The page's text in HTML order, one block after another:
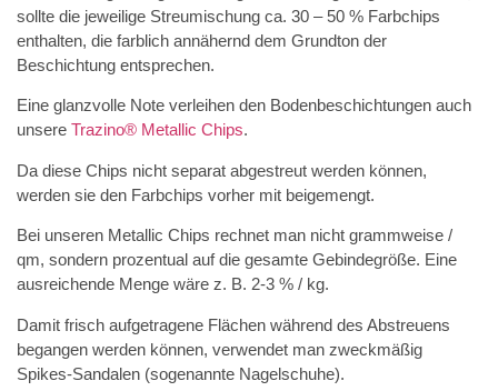
sollte die jeweilige Streumischung ca. 30 – 50 % Farbchips
enthalten, die farblich annähernd dem Grundton der
Beschichtung entsprechen.
Eine glanzvolle Note verleihen den Bodenbeschichtungen auch
unsere Trazino® Metallic Chips.
Da diese Chips nicht separat abgestreut werden können,
werden sie den Farbchips vorher mit beigemengt.
Bei unseren Metallic Chips rechnet man nicht grammweise /
qm, sondern prozentual auf die gesamte Gebindegröße. Eine
ausreichende Menge wäre z. B. 2-3 % / kg.
Damit frisch aufgetragene Flächen während des Abstreuens
begangen werden können, verwendet man zweckmäßig
Spikes-Sandalen (sogenannte Nagelschuhe).